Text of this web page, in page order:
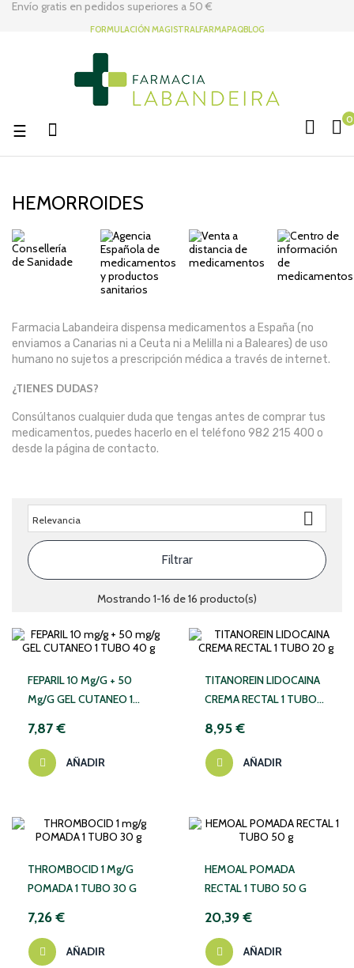
Envío gratis en pedidos superiores a 50 €
FORMULACIÓN MAGISTRALFARMAPAQBLOG
0
Navegación
palanca
☰
HEMORROIDES
Farmacia Labandeira dispensa medicamentos a España (no
enviamos a Canarias ni a Ceuta ni a Melilla ni a Baleares) de uso
humano no sujetos a prescripción médica a través de internet.
¿TIENES DUDAS?
Consúltanos cualquier duda que tengas antes de comprar tus
medicamentos, puedes hacerlo en el teléfono 982 215 400 o
desde la página de contacto.
Relevancia 
Filtrar
Mostrando 1-16 de 16 producto(s)
FEPARIL 10 Mg/g + 50
Mg/g GEL CUTANEO 1
7,87 €
AÑADIR
TITANOREIN LIDOCAINA
CREMA RECTAL 1 TUBO
8,95 €
AÑADIR
THROMBOCID 1 Mg/g
POMADA 1 TUBO 30 G
7,26 €
AÑADIR
HEMOAL POMADA
RECTAL 1 TUBO 50 G
20,39 €
AÑADIR